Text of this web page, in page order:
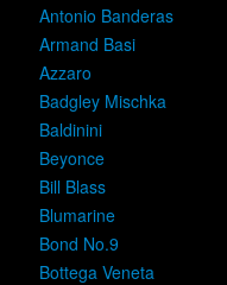
Antonio Banderas
Armand Basi
Azzaro
Badgley Mischka
Baldinini
Beyonce
Bill Blass
Blumarine
Bond No.9
Bottega Veneta